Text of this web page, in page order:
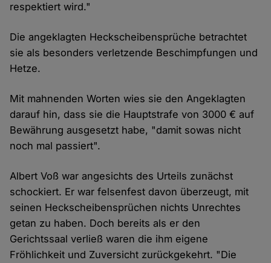
respektiert wird."
Die angeklagten Heckscheibensprüche betrachtet
sie als besonders verletzende Beschimpfungen und
Hetze.
Mit mahnenden Worten wies sie den Angeklagten
darauf hin, dass sie die Hauptstrafe von 3000 € auf
Bewährung ausgesetzt habe, "damit sowas nicht
noch mal passiert".
Albert Voß war angesichts des Urteils zunächst
schockiert. Er war felsenfest davon überzeugt, mit
seinen Heckscheibensprüchen nichts Unrechtes
getan zu haben. Doch bereits als er den
Gerichtssaal verließ waren die ihm eigene
Fröhlichkeit und Zuversicht zurückgekehrt. "Die